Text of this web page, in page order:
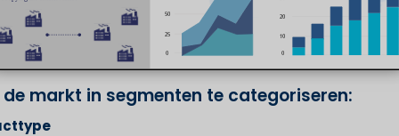
de markt in segmenten te categoriseren: